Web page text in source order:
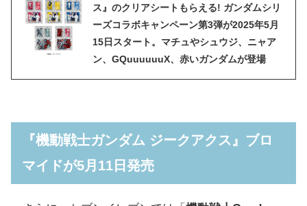
メーカ
ー
商品名
価格(税
ス』のクリアシートもらえる! ガンダムシリ
ーズコラボキャンペーン第3弾が2025年5月
15日スタート。マチュやシュウジ、ニャア
ン、GQuuuuuuX、赤いガンダムが登場
『機動戦士ガンダム ジークアクス』ブロ
マイドが5月11日発売